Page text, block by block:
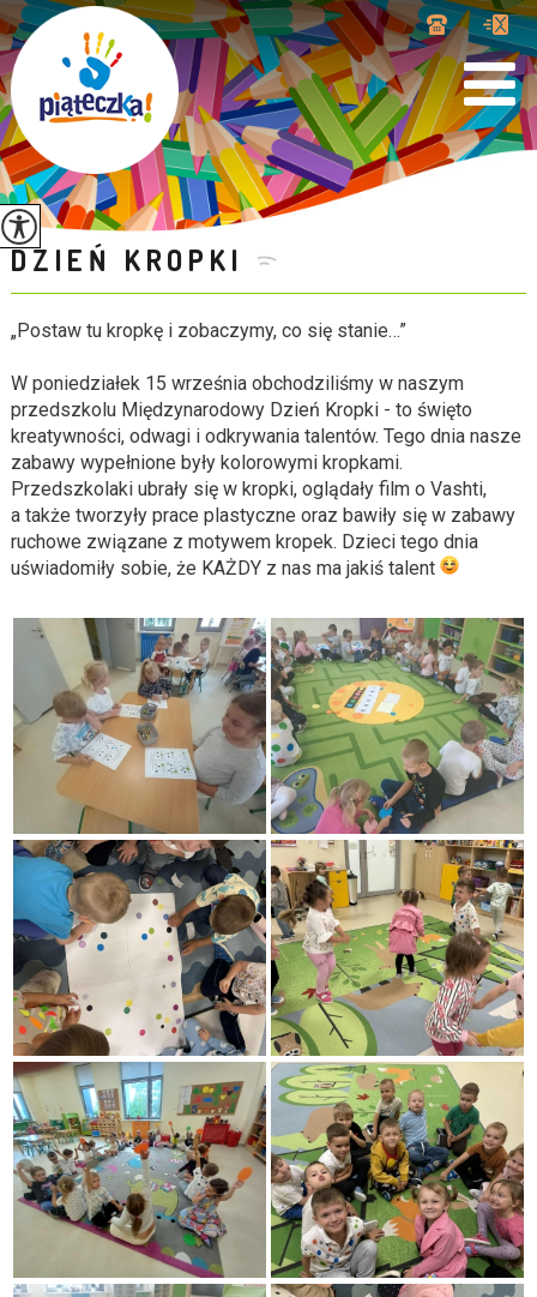
DZIEŃ KROPKI
„Postaw tu kropkę i zobaczymy, co się stanie…”
W poniedziałek 15 września obchodziliśmy w naszym
przedszkolu Międzynarodowy Dzień Kropki - to święto
kreatywności, odwagi i odkrywania talentów. Tego dnia nasze
zabawy wypełnione były kolorowymi kropkami.
Przedszkolaki ubrały się w kropki, oglądały film o Vashti,
a także tworzyły prace plastyczne oraz bawiły się w zabawy
ruchowe związane z motywem kropek. Dzieci tego dnia
uświadomiły sobie, że KAŻDY z nas ma jakiś talent